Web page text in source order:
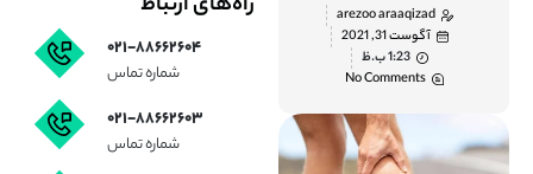
arezoo araaqizad
آگوست 31, 2021
1:23 ب.ظ
No Comments
۰۲۱-۸۸۶۶۲۶۰۴
شماره تماس
۰۲۱-۸۸۶۶۲۶۰۳
شماره تماس